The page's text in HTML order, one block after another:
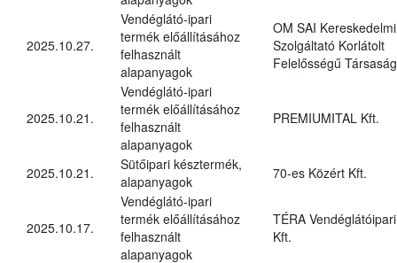
2025.10.27.
Vendéglátó-ipari
termék előállításához
felhasznált
alapanyagok
OM SAI
Szolgáltató Korlátolt
Felelősségű Társaság
2025.10.21.
Vendéglátó-ipari
termék előállításához
felhasznált
alapanyagok
PREMIUMITAL Kft.
2025.10.21.
Sütőipari késztermék,
alapanyagok
70-es Közért Kft.
2025.10.17.
Vendéglátó-ipari
termék előállításához
felhasznált
alapanyagok
TÉRA Vendéglátóipari
Kft.